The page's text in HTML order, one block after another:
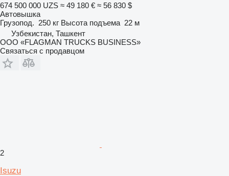
674 500 000 UZS ≈ 49 180 € ≈ 56 830 $
Автовышка
Грузопод. 250 кг Высота подъема 22 м
Узбекистан, Ташкент
ООО «FLAGMAN TRUCKS BUSINESS»
Связаться с продавцом
2
Isuzu